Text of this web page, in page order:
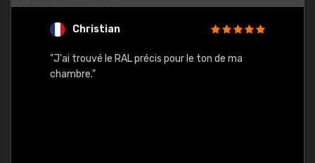
Christian
"J'ai trouvé le RAL précis pour le ton de ma
chambre."